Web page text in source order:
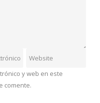
y web en este
comente.